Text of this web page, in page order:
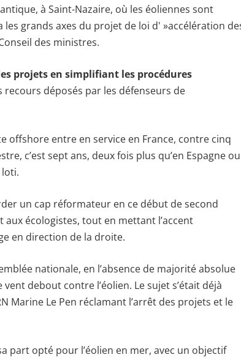
à Saint-Nazaire, où les éoliennes sont
grands axes du projet de loi d' »accélération
des ministres.
projets en simplifiant les procédures
recours déposés par les défenseurs de
offshore entre en service en France, contre cinq
c’est sept ans, deux fois plus qu’en Espagne ou
un cap réformateur en ce début de second
écologistes, tout en mettant l’accent
en direction de la droite.
nationale, en l’absence de majorité absolue
debout contre l’éolien. Le sujet s’était déjà
Marine Le Pen réclamant l’arrêt des projets et le
part opté pour l’éolien en mer, avec un objectif